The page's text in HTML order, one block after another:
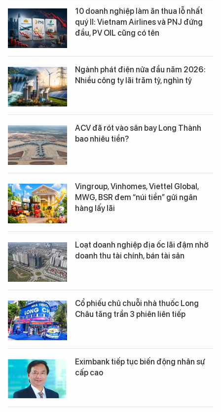
10 doanh nghiệp làm ăn thua lỗ nhất
quý II: Vietnam Airlines và PNJ đứng
đầu, PV OIL cũng có tên
Ngành phát điện nửa đầu năm 2026:
Nhiều công ty lãi trăm tỷ, nghìn tỷ
ACV đã rót vào sân bay Long Thành
bao nhiêu tiền?
Vingroup, Vinhomes, Viettel Global,
MWG, BSR đem “núi tiền” gửi ngân
hàng lấy lãi
Loạt doanh nghiệp địa ốc lãi đậm nhờ
doanh thu tài chính, bán tài sản
Cổ phiếu chủ chuỗi nhà thuốc Long
Châu tăng trần 3 phiên liên tiếp
Eximbank tiếp tục biến động nhân sự
cấp cao